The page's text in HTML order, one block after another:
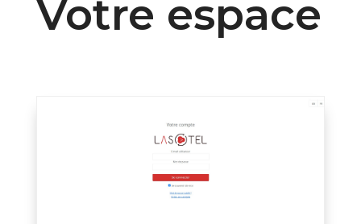
Votre espace